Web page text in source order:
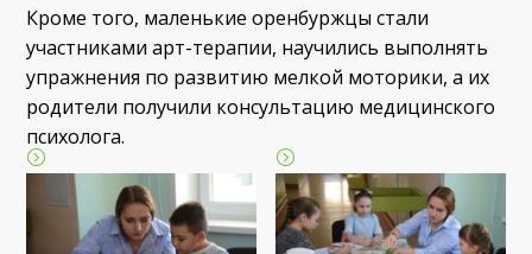
Кроме того, маленькие оренбуржцы стали
участниками арт-терапии, научились выполнять
упражнения по развитию мелкой моторики, а их
родители получили консультацию медицинского
психолога.